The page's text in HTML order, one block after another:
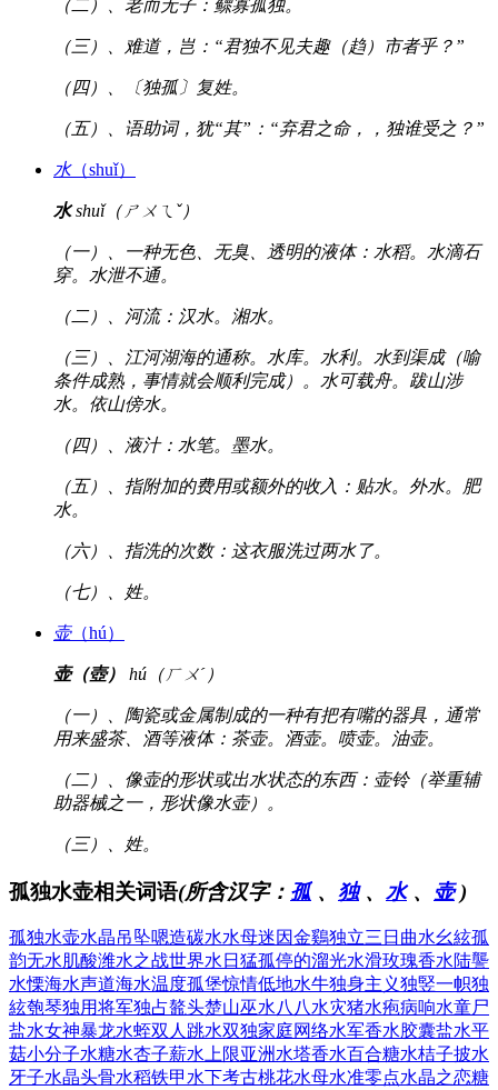
（二）、老而无子：鳏寡孤独。
（三）、难道，岂：“君独不见夫趣（趋）市者乎？”
（四）、〔独孤〕复姓。
（五）、语助词，犹“其”：“弃君之命，，独谁受之？”
水（shuǐ）
水shuǐ（ㄕㄨㄟˇ）
（一）、一种无色、无臭、透明的液体：水稻。水滴石
穿。水泄不通。
（二）、河流：汉水。湘水。
（三）、江河湖海的通称。水库。水利。水到渠成（喻
条件成熟，事情就会顺利完成）。水可载舟。跋山涉
水。依山傍水。
（四）、液汁：水笔。墨水。
（五）、指附加的费用或额外的收入：贴水。外水。肥
水。
（六）、指洗的次数：这衣服洗过两水了。
（七）、姓。
壶（hú）
壶（壺） hú（ㄏㄨˊ）
（一）、陶瓷或金属制成的一种有把有嘴的器具，通常
用来盛茶、酒等液体：茶壶。酒壶。喷壶。油壶。
（二）、像壶的形状或出水状态的东西：壶铃（举重辅
助器械之一，形状像水壶）。
（三）、姓。
孤独水壶相关词语(所含汉字： 孤、 独、 水、 壶)
孤独水壶水晶吊坠嗯造碳水水母迷因金鷄独立三日曲水幺絃孤
韵无水肌酸潍水之战世界水日 猛孤停的溜光水滑玫瑰香水陆讋
水慄海水声道海水温度孤堡惊情低地水牛独身主义独竪一帜独
絃匏琴独用将军独占鼇头楚山巫水八八水灾猪水疱病响水童尸
盐水女神暴龙水蛭双人跳水双独家庭网络水军香水胶囊盐水平
菇小分子水糖水杏子薪水上限亚洲水塔香水百合糖水桔子披水
牙子水晶头骨水稻铁甲 水下考古桃花水母水准零点水晶之恋糖